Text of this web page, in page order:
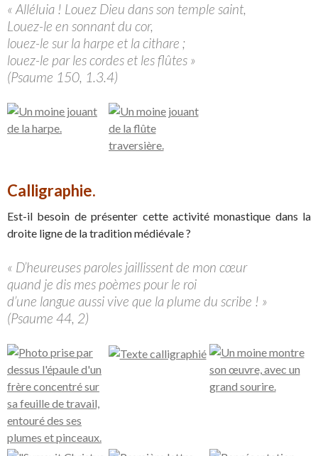
« Alléluia ! Louez Dieu dans son temple saint,
Louez-le en sonnant du cor,
louez-le sur la harpe et la cithare ;
louez-le par les cordes et les flûtes »
(Psaume 150, 1.3.4)
Calligraphie.
Est-il besoin de présenter cette activité monastique dans la
droite ligne de la tradition médiévale ?
« D’heureuses paroles jaillissent de mon cœur
quand je dis mes poèmes pour le roi
d’une langue aussi vive que la plume du scribe ! »
(Psaume 44, 2)